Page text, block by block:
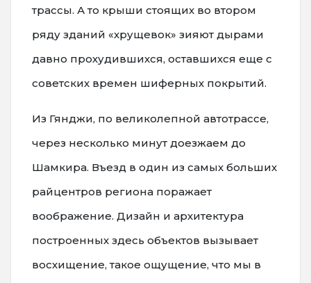
трассы. А то крыши стоящих во втором
ряду зданий «хрущевок» зияют дырами
давно прохудившихся, оставшихся еще с
советских времен шиферных покрытий.
Из Гянджи, по великолепной автотрассе,
через несколько минут доезжаем до
Шамкира. Въезд в один из самых больших
райцентров региона поражает
воображение. Дизайн и архитектура
построенных здесь объектов вызывает
восхищение, такое ощущение, что мы в